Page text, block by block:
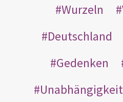
Wurzeln
Deutschland
Gedenken
Unabhängigkeit